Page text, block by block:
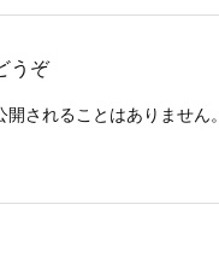
うぞ
開されることはありません。